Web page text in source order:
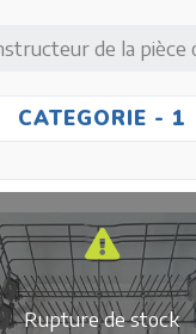
CATEGORIE - 1
Rupture de stock